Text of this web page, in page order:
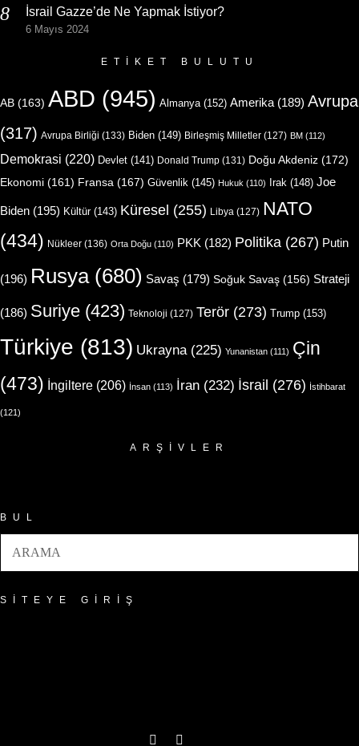
İsrail Gazze’de Ne Yapmak İstiyor?
6 Mayıs 2024
ETIKET BULUTU
AB (163) ABD (945) Almanya(152) Amerika (189) Avrupa
(317) Avrupa Birliği (133) Biden (149) Birleşmiş Milletler (127) BM (112)
Demokrasi (220) Devlet (141) Donald Trump (131) Doğu Akdeniz (172)
Ekonomi (161) Fransa (167) Güvenlik (145) Hukuk (110) Irak (148) Joe
Biden (195) Kültür(143) Küresel (255) Libya (127) NATO
(434) Nükleer (136) Orta Doğu (110) PKK (182) Politika (267) Putin
(196) Rusya(680) Savaş (179) Soğuk Savaş (156) Strateji
(186) Suriye (423) Teknoloji (127) Terör (273) Trump (153)
Türkiye (813) Ukrayna(225) Yunanistan (111) Çin
(473) İngiltere (206) İnsan (113) İran (232) İsrail (276) İstihbarat
(121)
ARŞIVLER
BUL
SITEYE GIRIŞ